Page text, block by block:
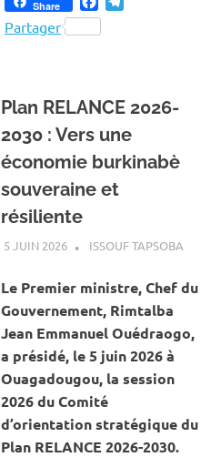
Share
Partager
Plan RELANCE 2026-
2030 : Vers une
économie burkinabè
souveraine et
résiliente
5 JUIN 2026 ISSOUF TAPSOBA
Le Premier ministre, Chef du
Gouvernement, Rimtalba
Jean Emmanuel Ouédraogo,
a présidé, le 5 juin 2026 à
Ouagadougou, la session
2026 du Comité
d’orientation stratégique du
Plan RELANCE 2026-2030.